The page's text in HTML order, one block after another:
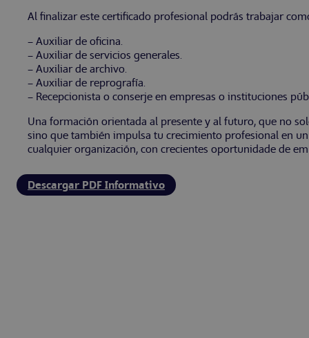
Al finalizar este certificado profesional podrás trabajar
– Auxiliar de oficina.
– Auxiliar de servicios generales.
– Auxiliar de archivo.
– Auxiliar de reprografía.
– Recepcionista o conserje en empresas o instituciones
Una formación orientada al presente y al futuro, que no
sino que también impulsa tu crecimiento profesional en
cualquier organización, con crecientes oportunidade de
Descargar PDF Informativo